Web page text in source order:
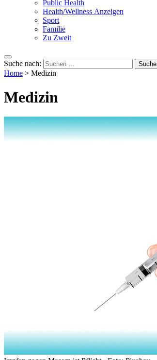
Public Health
Health/Wellness Anzeigen
Sport
Familie
Zu Zweit
Suche nach:
Home > Medizin
Medizin